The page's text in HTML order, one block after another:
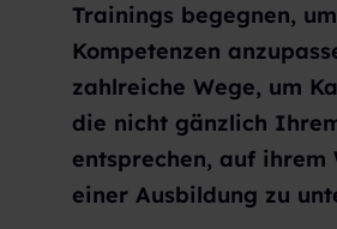
Trainings begegnen,
Kompetenzen
zahlreiche Wege, um
die nicht gänzlich
entsprechen, auf ihrem
einer Ausbildung zu